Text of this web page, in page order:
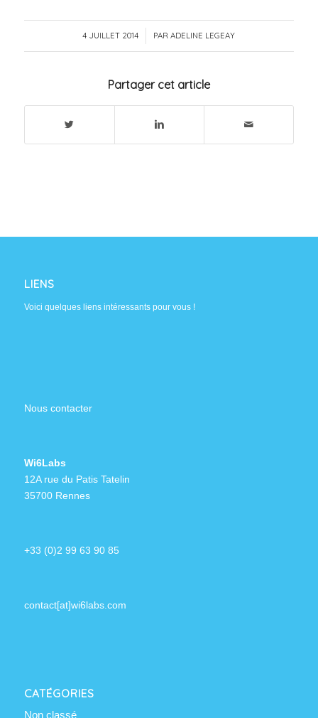
4 JUILLET 2014
/ PARADELINE LEGEAY
Partager cet article
LIENS
Voici quelques liens intéressants pour vous !
Nous contacter
Wi6Labs
12A rue du Patis Tatelin
35700 Rennes
+33 (0)2 99 63 90 85
contact[at]wi6labs.com
CATÉGORIES
Non classé